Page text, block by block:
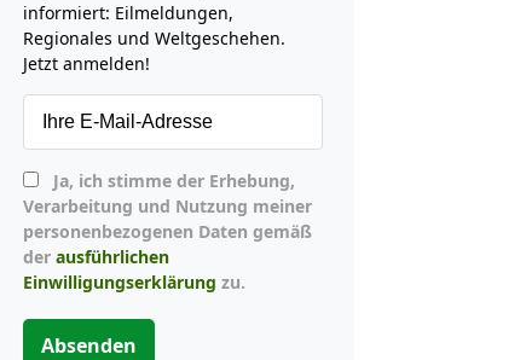
informiert: Eilmeldungen,
Regionales und Weltgeschehen.
Jetzt anmelden!
Verarbeitung und Nutzung meiner
personenbezogenen Daten gemäß
der ausführlichen
Einwilligungserklärung zu.
Absenden